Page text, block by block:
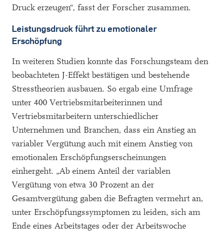
Druck erzeugen“, fasst der Forscher zusammen.
Leistungsdruck führt zu emotionaler
Erschöpfung
In weiteren Studien konnte das Forschungsteam den
beobachteten J-Effekt bestätigen und bestehende
Stresstheorien ausbauen. So ergab eine Umfrage
unter 400 Vertriebsmitarbeiterinnen und
Vertriebsmitarbeitern unterschiedlicher
Unternehmen und Branchen, dass ein Anstieg an
variabler Vergütung auch mit einem Anstieg von
emotionalen Erschöpfungserscheinungen
einhergeht. „Ab einem Anteil der variablen
Vergütung von etwa 30 Prozent an der
Gesamtvergütung gaben die Befragten vermehrt an,
unter Erschöpfungssymptomen zu leiden, sich am
Ende eines Arbeitstages oder der Arbeitswoche